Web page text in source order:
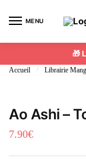
MENU
🎁
Accueil / Librairie
Ao Ashi –
7.90€